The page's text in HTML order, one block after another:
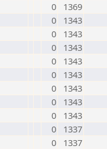
0
1369
0
1343
0
1343
0
1343
0
1343
0
1343
0
1343
0
1343
0
1343
0
1337
0
1337